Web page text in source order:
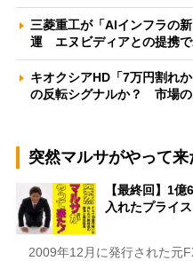
三菱重工が「AIインフラの
運 エヌビディアとの提携
キオクシアHD「7万円割れ
の反転シグナルか？ 市場
突然マルサがやって来
【最終回】1
入れたプライ
2009年12月に発行された元